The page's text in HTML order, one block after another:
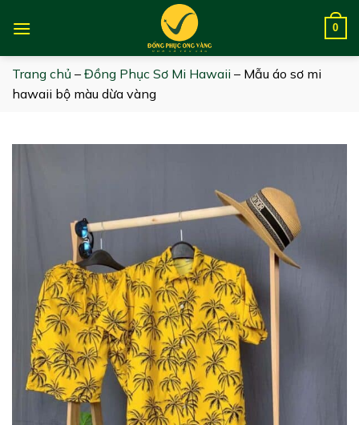
0
Trang chủ – Đồng Phục Sơ Mi Hawaii – Mẫu áo sơ mi
hawaii bộ màu dừa vàng